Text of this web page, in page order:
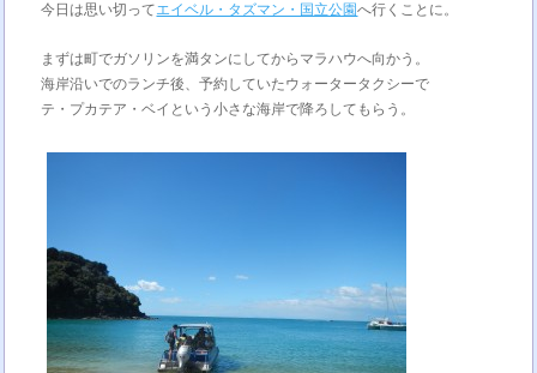
今日は思い切ってエイベル・タズマン・国立公園へ行くことに。
まずは町でガソリンを満タンにしてからマラハウへ向かう。
海岸沿いでのランチ後、予約していたウォータータクシーで
テ・プカテア・ベイという小さな海岸で降ろしてもらう。